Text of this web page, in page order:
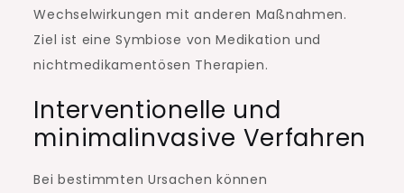
Wechselwirkungen mit anderen Maßnahmen.
Ziel ist eine Symbiose von Medikation und
nichtmedikamentösen Therapien.
Interventionelle und
minimalinvasive Verfahren
Bei bestimmten Ursachen können